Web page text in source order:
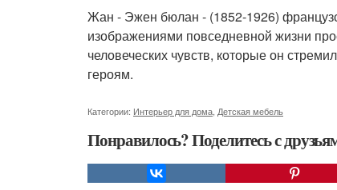
Жан - Эжен бюлан - (1852-1926)
изображениями повседневной жизни
человеческих чувств, которые он
героям.
Категории: Интерьер для дома Детская мебель
Понравилось? Поделитесь с